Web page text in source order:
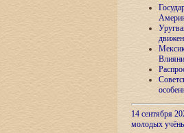
14 сентября
молодых